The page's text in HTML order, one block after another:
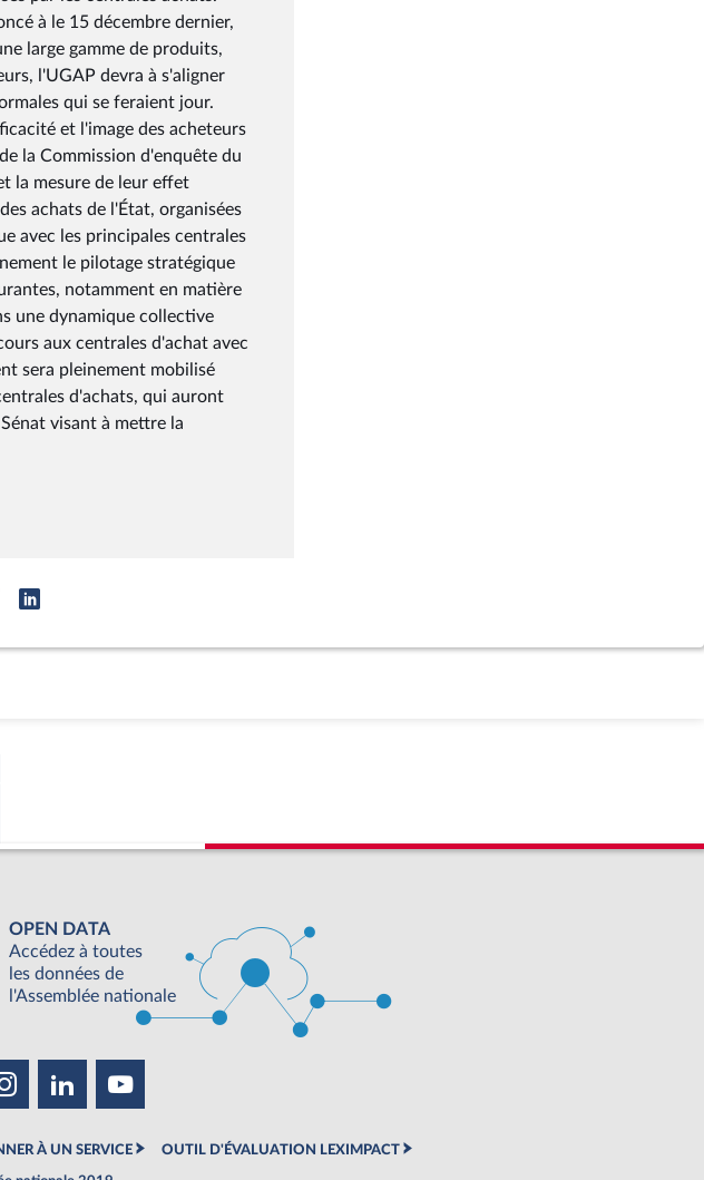
à le 15 décembre dernier,
large gamme de produits,
l'UGAP devra à s'aligner
qui se feraient jour.
et l'image des acheteurs
la Commission d'enquête du
la mesure de leur effet
achats de l'État, organisées
avec les principales centrales
le pilotage stratégique
notamment en matière
une dynamique collective
aux centrales d'achat avec
sera pleinement mobilisé
d'achats, qui auront
visant à mettre la
OPEN DATA
Accédez à toutes
les données de
l'Assemblée nationale
À UN SERVICE OUTIL D'ÉVALUATION LEXIMPACT